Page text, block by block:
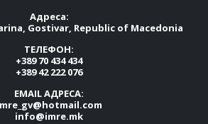
Адреса:
Gostivar, Republic of Macedonia
ТЕЛЕФОН:
+389 70 434 434
+389 42 222 076
EMAIL АДРЕСА:
info@imre.mk